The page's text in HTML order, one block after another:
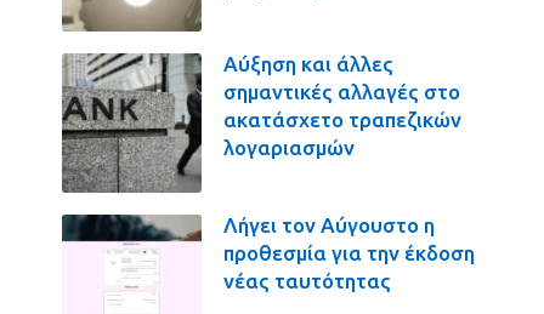
Αύξηση και άλλες
σημαντικές αλλαγές στο
ακατάσχετο τραπεζικών
λογαριασμών
Λήγει τον Αύγουστο η
προθεσμία για την έκδοση
νέας ταυτότητας